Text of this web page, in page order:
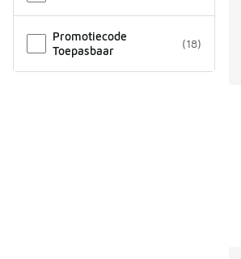
Promotiecode
Toepasbaar
(18)